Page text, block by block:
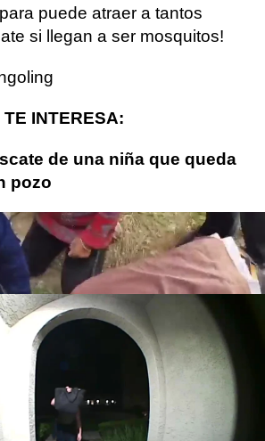
puede atraer a tantos
si llegan a ser mosquitos!
INTERESA:
de una niña que queda
pozo
los paquetes que recibían
le tendieron una trampa